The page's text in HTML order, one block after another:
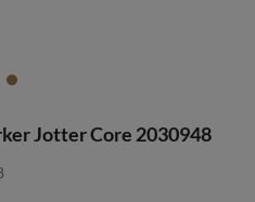
Jotter Core 2030948